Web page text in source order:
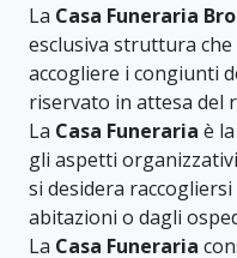
La Casa Funeraria
esclusiva struttura
accogliere i congiunti
riservato in attesa del
La Casa Funeraria è
gli aspetti
si desidera
abitazioni o dagli
La Casa Funeraria